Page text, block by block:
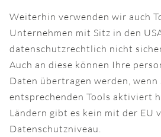
Weiterhin verwenden wir auch
Unternehmen mit Sitz in den
datenschutzrechtlich nicht
Auch an diese können Ihre
Daten übertragen werden, wenn
entsprechenden Tools aktiviert
Ländern gibt es kein mit der EU
Datenschutzniveau.